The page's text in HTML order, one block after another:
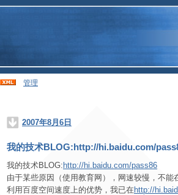
管理
2007年8月6日
我的技术BLOG:http://hi.baidu.com/
我的技术BLOG: http://hi.baidu.com/pass86
由于某些原因（使用教育网），网速较慢，不能
利用百度空间速度上的优势，我已在http://